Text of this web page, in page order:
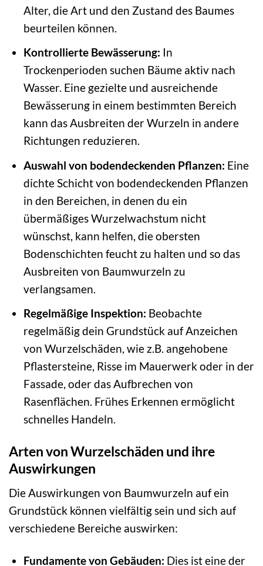
Alter, die Art und den Zustand des Baumes
beurteilen können.
Kontrollierte Bewässerung: In
Trockenperioden suchen Bäume aktiv nach
Wasser. Eine gezielte und ausreichende
Bewässerung in einem bestimmten Bereich
kann das Ausbreiten der Wurzeln in andere
Richtungen reduzieren.
Auswahl von bodendeckenden Pflanzen: Eine
dichte Schicht von bodendeckenden Pflanzen
in den Bereichen, in denen du ein
übermäßiges Wurzelwachstum nicht
wünschst, kann helfen, die obersten
Bodenschichten feucht zu halten und so das
Ausbreiten von Baumwurzeln zu
verlangsamen.
Regelmäßige Inspektion: Beobachte
regelmäßig dein Grundstück auf Anzeichen
von Wurzelschäden, wie z.B. angehobene
Pflastersteine, Risse im Mauerwerk oder in der
Fassade, oder das Aufbrechen von
Rasenflächen. Frühes Erkennen ermöglicht
schnelles Handeln.
Arten von Wurzelschäden und ihre
Auswirkungen
Die Auswirkungen von Baumwurzeln auf ein
Grundstück können vielfältig sein und sich auf
verschiedene Bereiche auswirken:
Fundamente von Gebäuden: Dies ist eine der